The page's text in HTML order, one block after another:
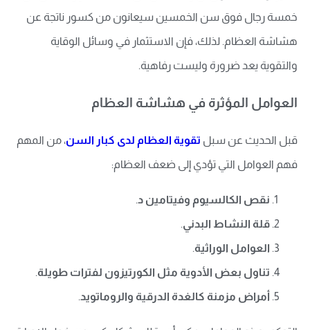
خمسة رجال فوق سن الخمسين سيعانون من كسور ناتجة عن
هشاشة العظام. لذلك، فإن الاستثمار في وسائل الوقاية
والتقوية يعد ضرورة وليست رفاهية.
العوامل المؤثرة في هشاشة العظام
قبل الحديث عن سبل تقوية العظام لدى كبار السن، من المهم
فهم العوامل التي تؤدي إلى ضعف العظام:
نقص الكالسيوم وفيتامين د.
قلة النشاط البدني.
العوامل الوراثية.
تناول بعض الأدوية مثل الكورتيزون لفترات طويلة.
أمراض مزمنة كالغدة الدرقية والروماتويد.